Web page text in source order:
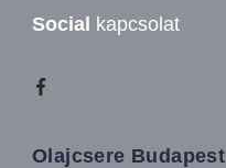
Social kapcsolat
Olajcsere Budapest